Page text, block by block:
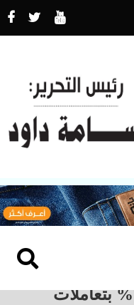
أسعار الفضة بمصر تتراجع 7% بتعاملات